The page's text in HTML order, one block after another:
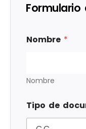
Formulario
Nombre *
Nombre
Tipo de